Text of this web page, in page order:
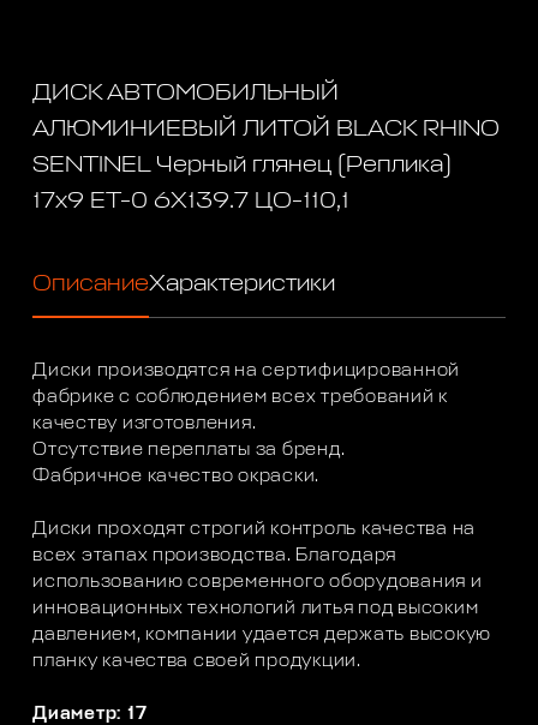
ДИСК АВТОМОБИЛЬНЫЙ
АЛЮМИНИЕВЫЙ ЛИТОЙ BLACK RHINO
SENTINEL Черный глянец (Реплика)
17х9 ET-0 6X139.7 ЦО-110,1
ОписаниеХарактеристики
Диски производятся на сертифицированной
фабрике с соблюдением всех требований к
качеству изготовления.
Отсутствие переплаты за бренд.
Фабричное качество окраски.
Диски проходят строгий контроль качества на
всех этапах производства. Благодаря
использованию современного оборудования и
инновационных технологий литья под высоким
давлением, компании удается держать высокую
планку качества своей продукции.
Диаметр: 17